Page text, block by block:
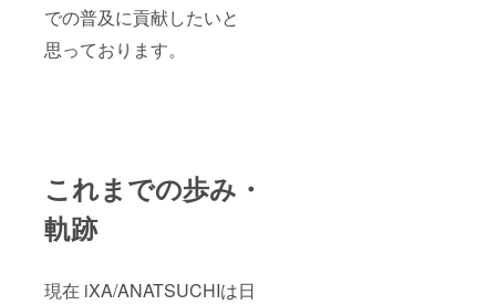
での普及に貢献したいと
思っております。
これまでの歩み・
軌跡
現在 iXA/ANATSUCHIは日